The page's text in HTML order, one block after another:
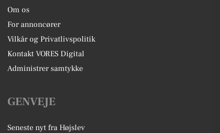
Om os
For annoncører
Vilkår og Privatlivspolitik
Kontakt VORES Digital
Administrer samtykke
GENVEJE
Seneste nyt fra Højslev